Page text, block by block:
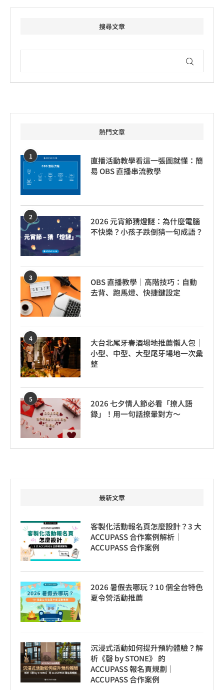
搜尋文章
熱門文章
1
直播活動教學看這一張圖就懂：簡
易 OBS 直播串流教學
2
2026 元宵節猜燈謎：為什麼電腦
不快樂？小孩子跌倒猜一句成語？
3
OBS 直播教學｜高階技巧：自動
去背、跑馬燈、快捷鍵設定
4
大台北尾牙春酒場地推薦懶人包｜
小型、中型、大型尾牙場地一次彙
整
5
2026 七夕情人節必看「撩人語
錄」！用一句話撩暈對方～
最新文章
客製化活動報名頁怎麼設計？3 大
ACCUPASS 合作案例解析｜
ACCUPASS 合作案例
2026 暑假去哪玩？10 個全台特色
夏令營活動推薦
沉浸式活動如何提升預約體驗？解
析《磬 by STONE》 的
ACCUPASS 報名頁規劃｜
ACCUPASS 合作案例